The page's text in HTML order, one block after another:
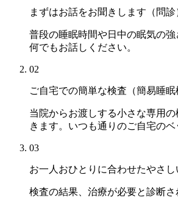
まずはお話をお聞きします（問診
普段の睡眠時間や日中の眠気の
何でもお話しください。
02
ご自宅での簡単な検査（簡易睡眠
当院からお渡しする小さな専用
きます。いつも通りのご自宅の
03
お一人おひとりに合わせたやさし
検査の結果、治療が必要と診断